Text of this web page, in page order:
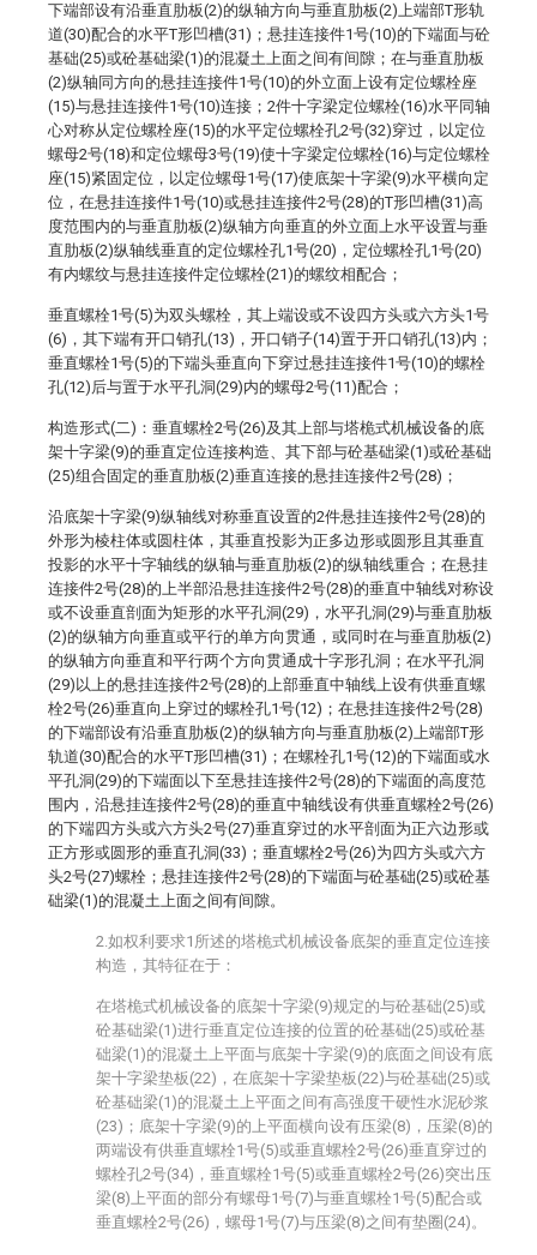
下端部设有沿垂直肋板(2)的纵轴方向与垂直肋板(2)上端部T形轨
道(30)配合的水平T形凹槽(31)；悬挂连接件1号(10)的下端面与砼
基础(25)或砼基础梁(1)的混凝土上面之间有间隙；在与垂直肋板
(2)纵轴同方向的悬挂连接件1号(10)的外立面上设有定位螺栓座
(15)与悬挂连接件1号(10)连接；2件十字梁定位螺栓(16)水平同轴
心对称从定位螺栓座(15)的水平定位螺栓孔2号(32)穿过，以定位
螺母2号(18)和定位螺母3号(19)使十字梁定位螺栓(16)与定位螺栓
座(15)紧固定位，以定位螺母1号(17)使底架十字梁(9)水平横向定
位，在悬挂连接件1号(10)或悬挂连接件2号(28)的T形凹槽(31)高
度范围内的与垂直肋板(2)纵轴方向垂直的外立面上水平设置与垂
直肋板(2)纵轴线垂直的定位螺栓孔1号(20)，定位螺栓孔1号(20)
有内螺纹与悬挂连接件定位螺栓(21)的螺纹相配合；
垂直螺栓1号(5)为双头螺栓，其上端设或不设四方头或六方头1号
(6)，其下端有开口销孔(13)，开口销子(14)置于开口销孔(13)内；
垂直螺栓1号(5)的下端头垂直向下穿过悬挂连接件1号(10)的螺栓
孔(12)后与置于水平孔洞(29)内的螺母2号(11)配合；
构造形式(二)：垂直螺栓2号(26)及其上部与塔桅式机械设备的底
架十字梁(9)的垂直定位连接构造、其下部与砼基础梁(1)或砼基础
(25)组合固定的垂直肋板(2)垂直连接的悬挂连接件2号(28)；
沿底架十字梁(9)纵轴线对称垂直设置的2件悬挂连接件2号(28)的
外形为棱柱体或圆柱体，其垂直投影为正多边形或圆形且其垂直
投影的水平十字轴线的纵轴与垂直肋板(2)的纵轴线重合；在悬挂
连接件2号(28)的上半部沿悬挂连接件2号(28)的垂直中轴线对称设
或不设垂直剖面为矩形的水平孔洞(29)，水平孔洞(29)与垂直肋板
(2)的纵轴方向垂直或平行的单方向贯通，或同时在与垂直肋板(2)
的纵轴方向垂直和平行两个方向贯通成十字形孔洞；在水平孔洞
(29)以上的悬挂连接件2号(28)的上部垂直中轴线上设有供垂直螺
栓2号(26)垂直向上穿过的螺栓孔1号(12)；在悬挂连接件2号(28)
的下端部设有沿垂直肋板(2)的纵轴方向与垂直肋板(2)上端部T形
轨道(30)配合的水平T形凹槽(31)；在螺栓孔1号(12)的下端面或水
平孔洞(29)的下端面以下至悬挂连接件2号(28)的下端面的高度范
围内，沿悬挂连接件2号(28)的垂直中轴线设有供垂直螺栓2号(26)
的下端四方头或六方头2号(27)垂直穿过的水平剖面为正六边形或
正方形或圆形的垂直孔洞(33)；垂直螺栓2号(26)为四方头或六方
头2号(27)螺栓；悬挂连接件2号(28)的下端面与砼基础(25)或砼基
础梁(1)的混凝土上面之间有间隙。
2.如权利要求1所述的塔桅式机械设备底架的垂直定位连接
构造，其特征在于：
在塔桅式机械设备的底架十字梁(9)规定的与砼基础(25)或
砼基础梁(1)进行垂直定位连接的位置的砼基础(25)或砼基
础梁(1)的混凝土上平面与底架十字梁(9)的底面之间设有底
架十字梁垫板(22)，在底架十字梁垫板(22)与砼基础(25)或
砼基础梁(1)的混凝土上平面之间有高强度干硬性水泥砂浆
(23)；底架十字梁(9)的上平面横向设有压梁(8)，压梁(8)的
两端设有供垂直螺栓1号(5)或垂直螺栓2号(26)垂直穿过的
螺栓孔2号(34)，垂直螺栓1号(5)或垂直螺栓2号(26)突出压
梁(8)上平面的部分有螺母1号(7)与垂直螺栓1号(5)配合或
垂直螺栓2号(26)，螺母1号(7)与压梁(8)之间有垫圈(24)。